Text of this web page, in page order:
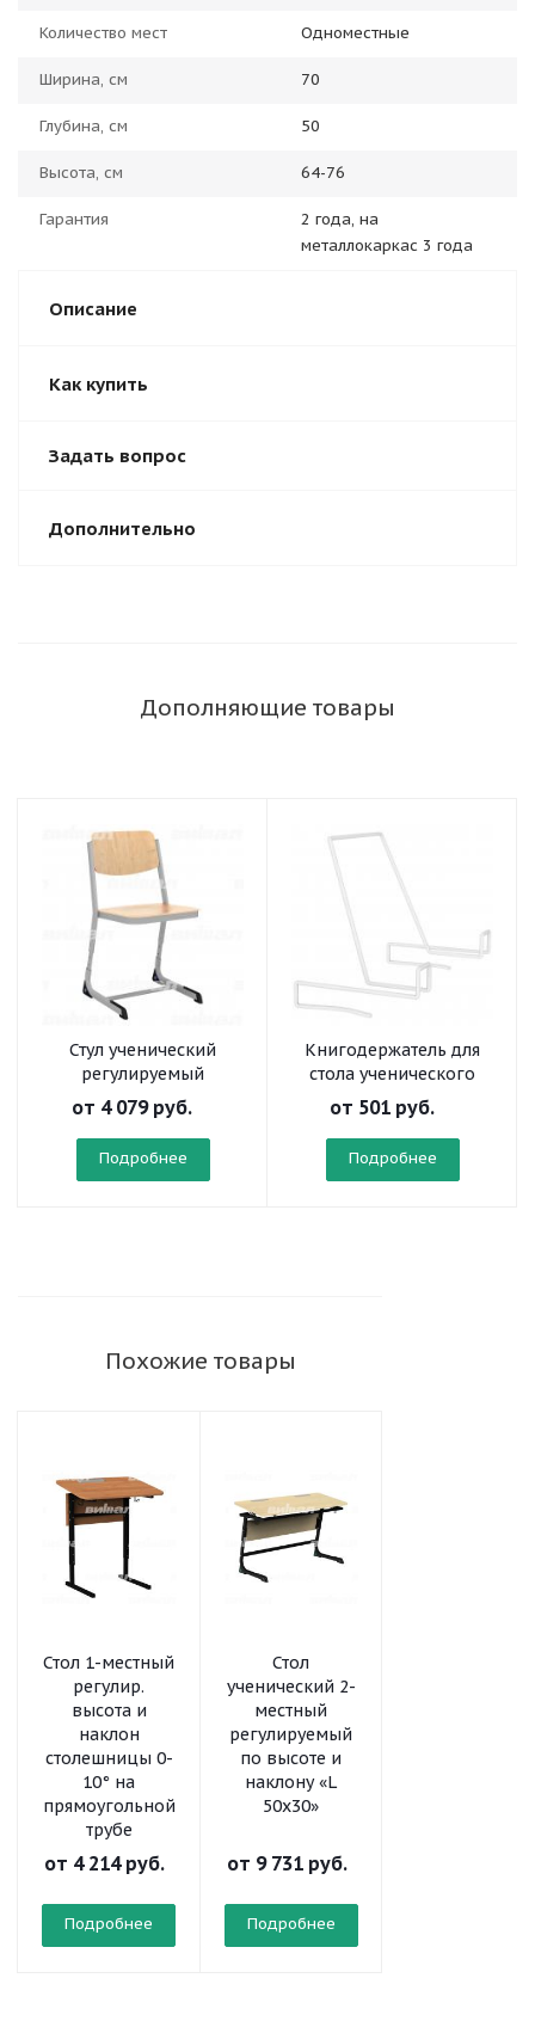
Количество мест Одноместные
Ширина, см 70
Глубина, см 50
Высота, см 64-76
Гарантия
2 года, на
металлокаркас 3 года
Описание
Как купить
Задать вопрос
Дополнительно
Дополняющие товары
Стул ученический
регулируемый
«Осанка» на
плоскоовальной трубе
от 4 079 руб.
Подробнее
Книгодержатель для
стола ученического
от 501 руб.
Подробнее
Похожие товары
Стол 1-местный
регулир.
высота и
наклон
столешницы 0-
10° на
прямоугольной
трубе
от 4 214 руб.
Подробнее
Стол
ученический 2-
местный
регулируемый
по высоте и
наклону «L
50x30»
от 9 731 руб.
Подробнее